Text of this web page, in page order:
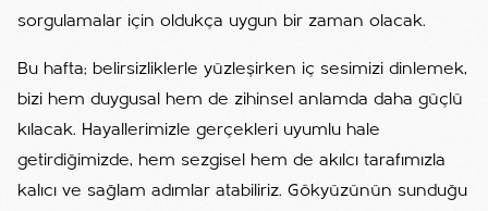
sorgulamalar için oldukça uygun bir zaman olacak.
Bu hafta; belirsizliklerle yüzleşirken iç sesimizi dinlemek,
bizi hem duygusal hem de zihinsel anlamda daha güçlü
kılacak. Hayallerimizle gerçekleri uyumlu hale
getirdiğimizde, hem sezgisel hem de akılcı tarafımızla
kalıcı ve sağlam adımlar atabiliriz. Gökyüzünün sunduğu